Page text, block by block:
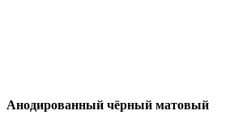
Анодированный чёрный матовый